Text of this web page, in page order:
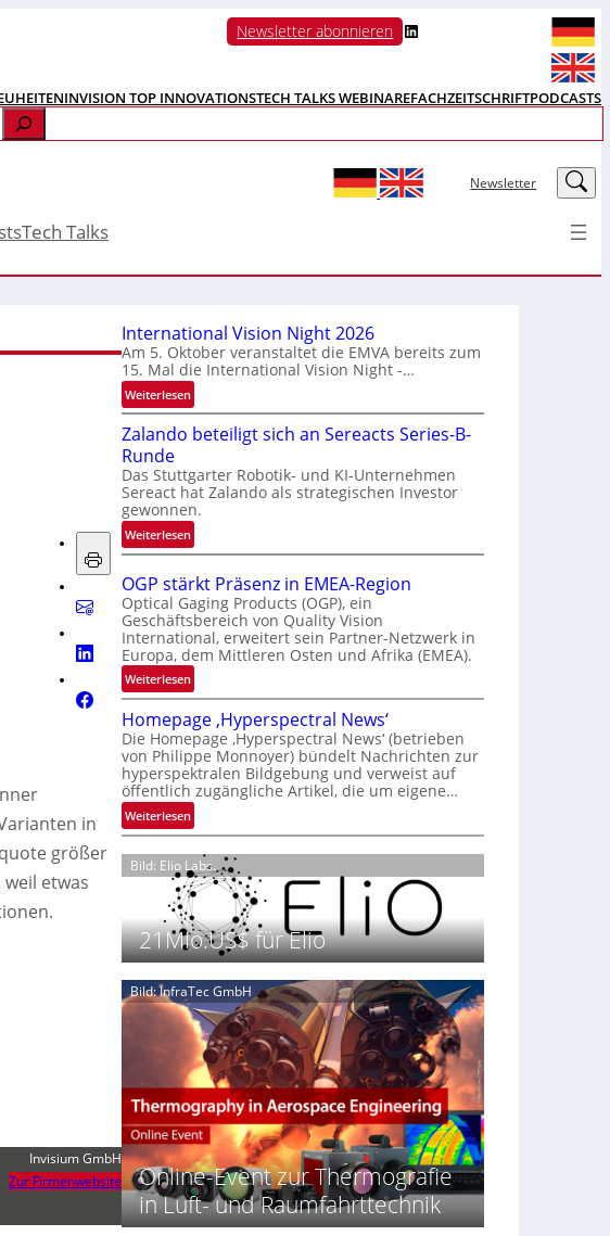
Newsletter abonnieren LinkedIn
INVISION TOP INNOVATIONSTECH TALKS WEBINAREFACHZEITSCHRIFTPODCASTS
Newsletter LinkedIn
Tech Talks
in
größer
etwas
Invisium GmbH
Zur Firmenwebsite
International Vision Night 2026
Am 5. Oktober veranstaltet die EMVA bereits zum
15. Mal die International Vision Night -…
Weiterlesen:
I
n
e
r
n
a
t
i
o
n
a
l
V
i
s
i
o
n
N
i
h
t
2
0
2
Zalando beteiligt sich an Sereacts Series-B-
Runde
Das Stuttgarter Robotik- und KI-Unternehmen
Sereact hat Zalando als strategischen Investor
gewonnen.
Weiterlesen:
Z
a
l
a
n
d
o
b
e
t
e
i
l
i
t
s
i
c
h
a
n
S
e
e
a
c
t
S
e
r
OGP stärkt Präsenz in EMEA-Region
Optical Gaging Products (OGP), ein
Geschäftsbereich von Quality Vision
International, erweitert sein Partner-Netzwerk in
Europa, dem Mittleren Osten und Afrika (EMEA).
Weiterlesen:
O
G
P
s
t
ä
r
t
P
r
ä
s
e
n
z
i
E
M
E
A
R
e
g
Homepage ‚Hyperspectral News‘
Die Homepage ‚Hyperspectral News‘ (betrieben
von Philippe Monnoyer) bündelt Nachrichten zur
hyperspektralen Bildgebung und verweist auf
öffentlich zugängliche Artikel, die um eigene…
Weiterlesen:
H
o
m
e
p
a
g
e
‚
H
y
p
e
r
s
p
e
c
t
r
Bild: Elio Labs.
21Mio.US$ für Elio
Bild: InfraTec GmbH
Online-Event zur Thermografie
in Luft- und Raumfahrttechnik